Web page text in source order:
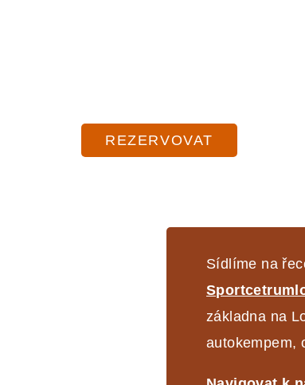
REZERVOVAT
Sídlíme na
základna na
autokempem,